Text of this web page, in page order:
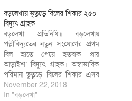
বড়লেখায় ভুতুড়ে বিলের শিকার ২৫০
বিদ্যুৎ গ্রাহক
বড়লেখা প্রতিনিধি॥ বড়লেখায়
পল্লীবিদ্যুতের নতুন সংযোগের প্রথম
বিল হাতে পেয়ে হতবাক প্রায়
আড়াইশ’ বিদ্যুৎ গ্রাহক। অস্বাভাবিক
পরিমান ভুতুড়ে বিলের শিকার এসব
গ্রাহকরা পড়েছেন মহাবিপাকে। বিল
সংশোধন করতে এক সপ্তাহ ধরে
November 22, 2018
In "বড়লেখা"